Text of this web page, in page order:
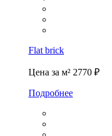
Flat brick
Цена за м² 2770 ₽
Подробнее